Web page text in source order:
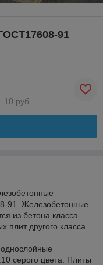
91
руб.
91. Железобетонные
из бетона класса
плит другого класса
серого цвета. Плиты